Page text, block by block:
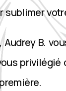
B.
première.